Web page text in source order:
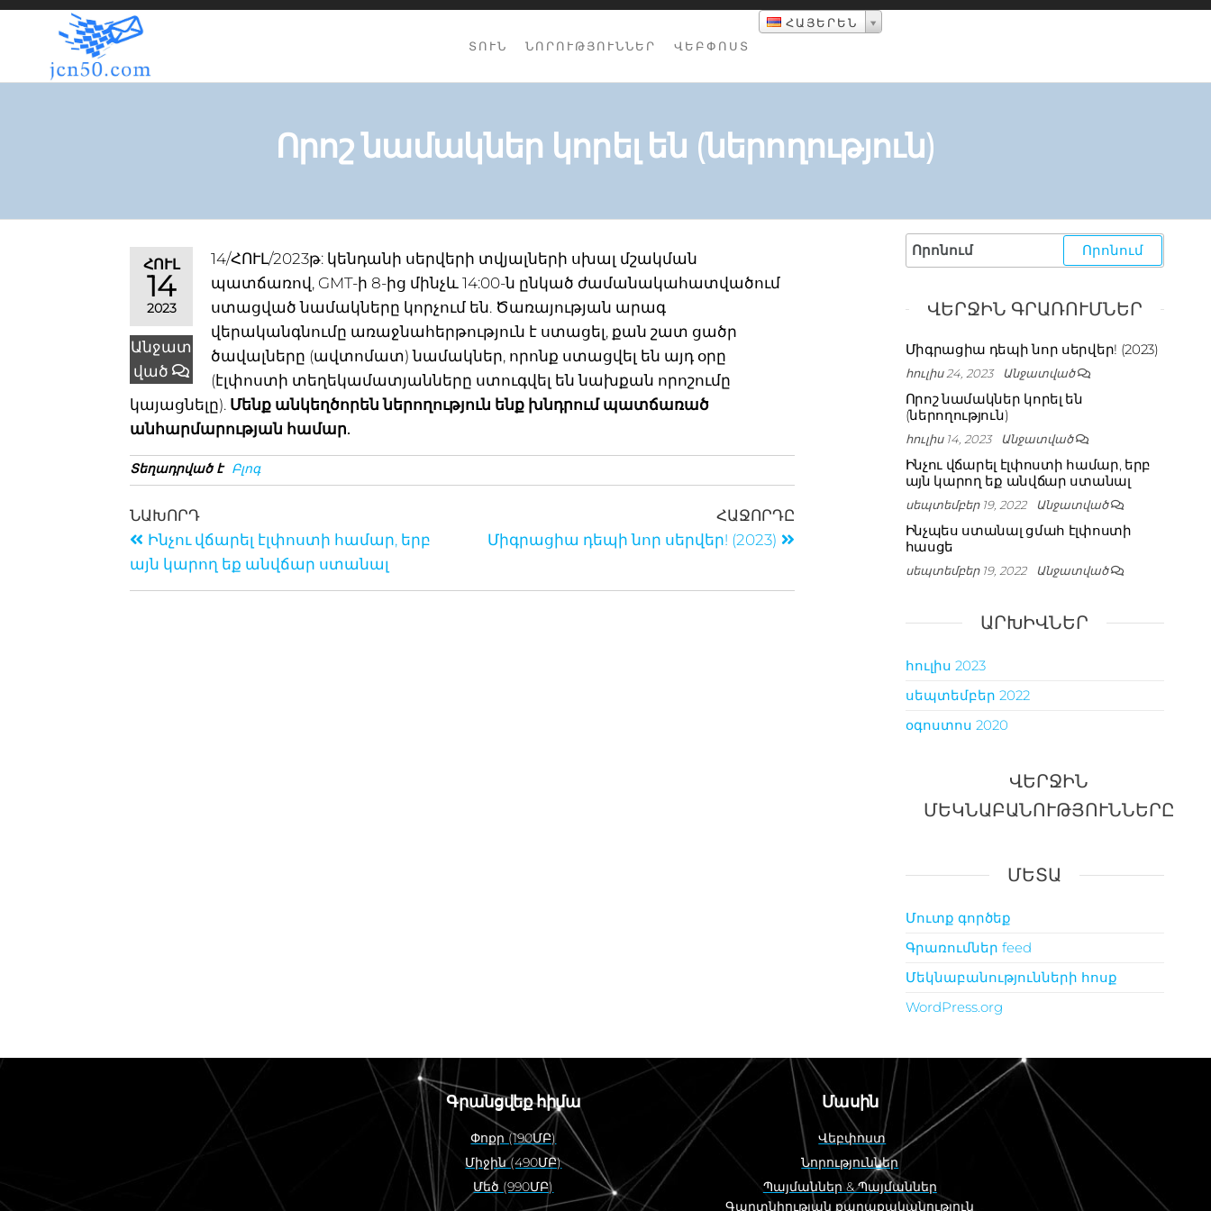
ՏՈՒՆ ՆՈՐՈՒԹՅՈՒՆՆԵՐ ՎԵԲՓՈՍՏ
ՀԱՅԵՐԵՆ
Որոշ նամակներ կորել են (ներողություն)
ՀՈՒԼ
14
2023
Անջատ
ված
14/ՀՈՒԼ/2023թ: կենդանի սերվերի տվյալների սխալ մշակման
պատճառով, GMT-ի 8-ից մինչև 14:00-ն ընկած ժամանակահատվածում
ստացված նամակները կորչում են. Ծառայության արագ
վերականգնումը առաջնահերթություն է ստացել, քան շատ ցածր
ծավալները (ավտոմատ) նամակներ, որոնք ստացվել են այդ օրը
(էլփոստի տեղեկամատյանները ստուգվել են նախքան որոշումը
կայացնելը). Մենք անկեղծորեն ներողություն ենք խնդրում պատճառած
անհարմարության համար.
Տեղադրված է Բլոգ
ՆԱԽՈՐԴ
Ինչու վճարել էլփոստի համար, երբ
այն կարող եք անվճար ստանալ
ՀԱՋՈՐԴԸ
Միգրացիա դեպի նոր սերվեր! (2023)
ՎԵՐՋԻՆ ԳՐԱՌՈՒՄՆԵՐ
Միգրացիա դեպի նոր սերվեր! (2023)
հուլիս 24, 2023 Անջատված
Որոշ նամակներ կորել են
(ներողություն)
հուլիս 14, 2023 Անջատված
Ինչու վճարել էլփոստի համար, երբ
այն կարող եք անվճար ստանալ
սեպտեմբեր 19, 2022 Անջատված
Ինչպես ստանալ ցմահ էլփոստի
հասցե
սեպտեմբեր 19, 2022 Անջատված
ԱՐԽԻՎՆԵՐ
հուլիս 2023
սեպտեմբեր 2022
օգոստոս 2020
ՎԵՐՋԻՆ
ՄԵԿՆԱԲԱՆՈՒԹՅՈՒՆՆԵՐԸ
ՄԵՏԱ
Մուտք գործեք
Գրառումներ feed
Մեկնաբանությունների հոսք
WordPress.org
Գրանցվեք հիմա
Փոքր (190ՄԲ)
Միջին (490ՄԲ)
Մեծ (990ՄԲ)
Մասին
Վեբփոստ
Նորություններ
Պայմաններ & Պայմաններ
Գաղտնիության քաղաքականություն